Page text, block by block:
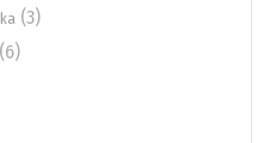
(3)
(6)